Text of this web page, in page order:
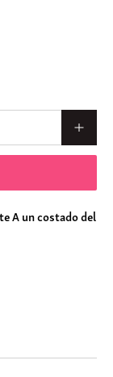
A un costado del